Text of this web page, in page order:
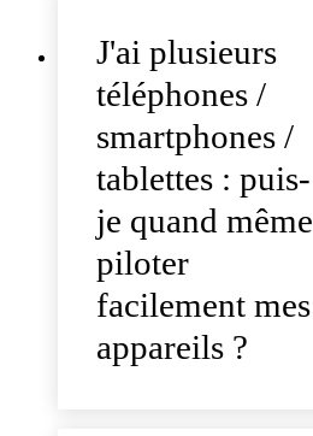
J'ai plusieurs
téléphones /
smartphones /
tablettes : puis-
je quand même
piloter
facilement mes
appareils ?